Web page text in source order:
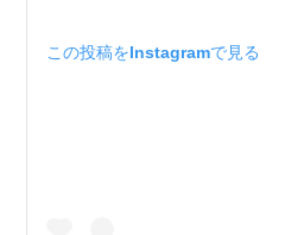
この投稿をInstagramで見る